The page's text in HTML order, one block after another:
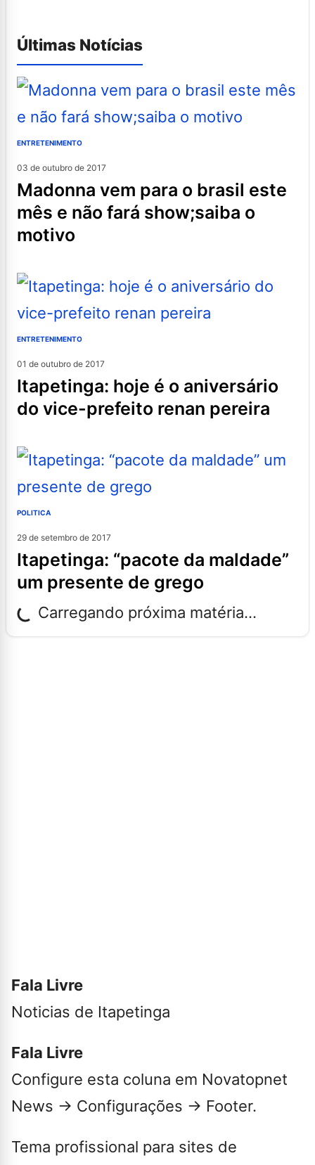
Últimas Notícias
ENTRETENIMENTO
03 de outubro de 2017
madonna vem para o brasil este
mês e não fará show;saiba o
motivo
ENTRETENIMENTO
01 de outubro de 2017
itapetinga: hoje é o aniversário
do vice-prefeito renan pereira
POLITICA
29 de setembro de 2017
itapetinga: “pacote da maldade”
um presente de grego
Carregando próxima matéria...
Fala Livre
Noticias de Itapetinga
Fala Livre
Configure esta coluna em Novatopnet
News → Configurações → Footer.
Tema profissional para sites de